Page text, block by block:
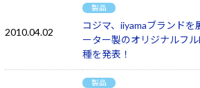
2010.04.02
製品
コジマ、iiyamaブランドを
ーター製のオリジナルフ
種を発表！
製品